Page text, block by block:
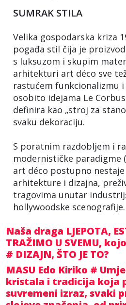
SUMRAK STILA
Velika gospodarska kriza
pogađa stil čija je
s luksuzom i skupim
arhitekturi art déco sve
rastućem funkcionalizmu
osobito idejama Le
definira kao „stroj za
svaku dekoraciju.
S poratnim razdobljem i
modernističke paradigme
art déco postupno
arhitekture i dizajna,
tragovima unutar
hollywoodske scenografije.
Naša draga LJEPOTA,
TRAŽIMO U SVEMU,
# DIZAJN, ŠTO JE TO?
MASU Edo Kiriko #
kristala i tradicija koja
suvremeni izraz, svaki